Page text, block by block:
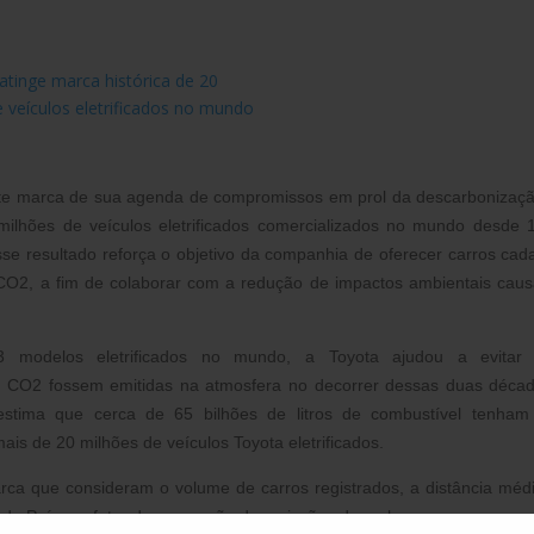
marca de sua agenda de compromissos em prol da
de veículos eletrificados comercializados no mundo desde
resultado reforça o objetivo da companhia de oferecer carros
a fim de colaborar com a redução de impactos ambientais
eletrificados no mundo, a Toyota ajudou a evitar
fossem emitidas na atmosfera no decorrer dessas duas
que cerca de 65 bilhões de litros de combustível tenham
de 20 milhões de veículos Toyota eletrificados.
que consideram o volume de carros registrados, a distância
País e o fator de conversão de emissões de carbono.